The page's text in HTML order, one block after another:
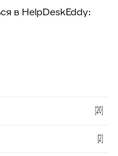
в HelpDeskEddy: